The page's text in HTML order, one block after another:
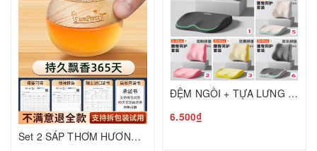
Set 2 SÁP THƠM HƯƠNG HOA MỘC T25050601
ĐỆM NGỒI + TỰA LƯNG CAO CẤP BẢO VỆ CỘT SỐNG C25050205
6.500₫